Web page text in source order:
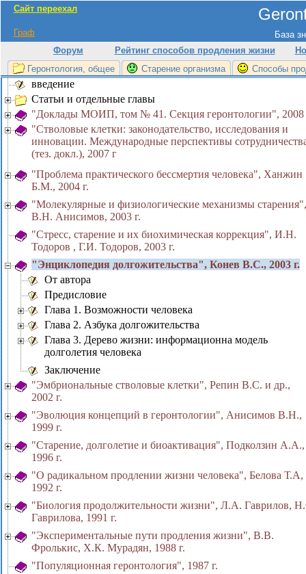
Сайт переехал
База
Граф
Форум
Рейтинг способов продления жизни
Геронтология, общее
Старение организма Способы
введение
Статьи и отдельные главы
"Доклады МОИП, том № 41. Секция геронтологии", 2008
"Стволовые клетки: законодательство, исследования и
инновации. Международные перспективы
(тез. докл.), 2007 г
"Проблема практического бессмертия человека", Ханжин
Б.М., 2004 г.
"Молекулярные и физиологические механизмы старения",
В.Н. Анисимов, 2003 г.
"Стресс, старение и их биохимическая коррекция", И.Н.
Тодоров , Г.И. Тодоров, 2003 г.
"Энциклопедия долгожительства", Конев В.С., 2003 г.
От автора
Предисловие
Глава 1. Возможности человека
Глава 2. Азбука долгожительства
Глава 3. Дерево жизни: информационна модель
долголетия человека
Заключение
"Эмбриональные стволовые клетки", Репин В.С. и др.,
2002 г.
"Эволюция концепций в геронтологии", Анисимов В.Н.,
1999 г.
"Старение, долголетие и биоактивация", Подколзин А.А.,
1996 г.
"О радикальном продлении жизни человека", Белова Т.А,
1992 г.
"Биология продолжительности жизни", Л.А. Гаврилов,
Гаврилова, 1991 г.
"Экспериментальные пути продления жизни", В.В.
Фролькис, X.К. Мурадян, 1988 г.
"Популяционная геронтология", 1987 г.